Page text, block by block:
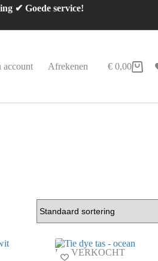
✔ Goede service!
account Afrekenen €0,00
UITVERKOCHT